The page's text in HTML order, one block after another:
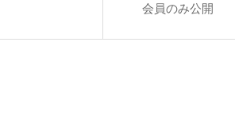
会員のみ公開